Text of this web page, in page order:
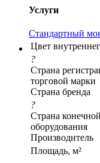
Услуги
Стандартный
Цвет
?
Страна
торговой марки
Страна бренда
?
Страна
оборудования
Производитель
Площадь, м²